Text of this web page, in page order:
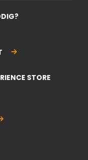
STORE